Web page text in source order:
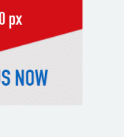
ট্রেনে উঠতে গিয়ে কাটা
মৃত্যু
চূড়ান্ত তারিখ